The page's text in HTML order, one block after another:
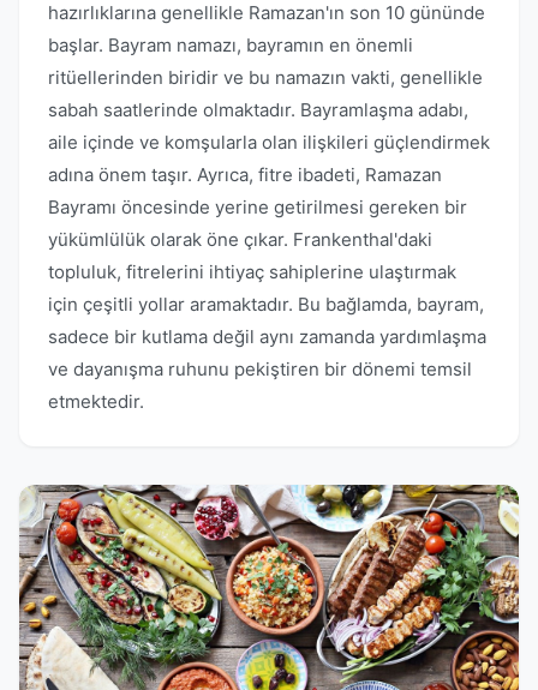
hazırlıklarına genellikle Ramazan'ın son 10 gününde
başlar. Bayram namazı, bayramın en önemli
ritüellerinden biridir ve bu namazın vakti, genellikle
sabah saatlerinde olmaktadır. Bayramlaşma adabı,
aile içinde ve komşularla olan ilişkileri güçlendirmek
adına önem taşır. Ayrıca, fitre ibadeti, Ramazan
Bayramı öncesinde yerine getirilmesi gereken bir
yükümlülük olarak öne çıkar. Frankenthal'daki
topluluk, fitrelerini ihtiyaç sahiplerine ulaştırmak
için çeşitli yollar aramaktadır. Bu bağlamda, bayram,
sadece bir kutlama değil aynı zamanda yardımlaşma
ve dayanışma ruhunu pekiştiren bir dönemi temsil
etmektedir.